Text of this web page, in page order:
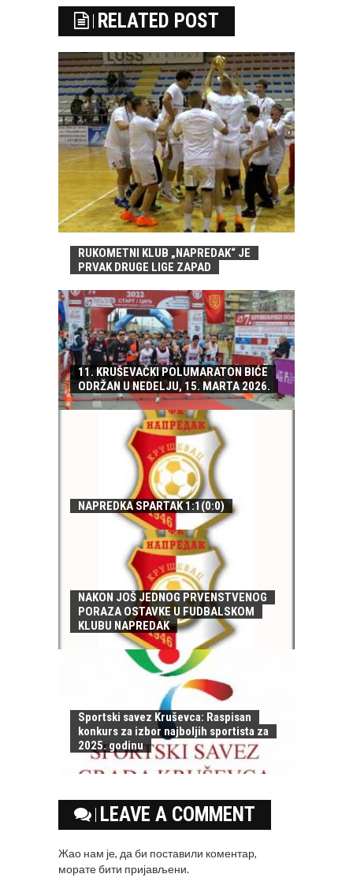
RELATED POST
RUKOMETNI KLUB „NAPREDAK“ JE
PRVAK DRUGE LIGE ZAPAD
11. KRUŠEVAČKI POLUMARATON BIĆE
ODRŽAN U NEDELJU, 15. MARTA 2026.
NAPREDKA SPARTAK 1:1(0:0)
NAKON JOŠ JEDNOG PRVENSTVENOG
PORAZA OSTAVKE U FUDBALSKOM
KLUBU NAPREDAK
Sportski savez Kruševca: Raspisan
konkurs za izbor najboljih sportista za
2025. godinu
LEAVE A COMMENT
Жао нам је, да би поставили коментар,
моратебити пријављени.